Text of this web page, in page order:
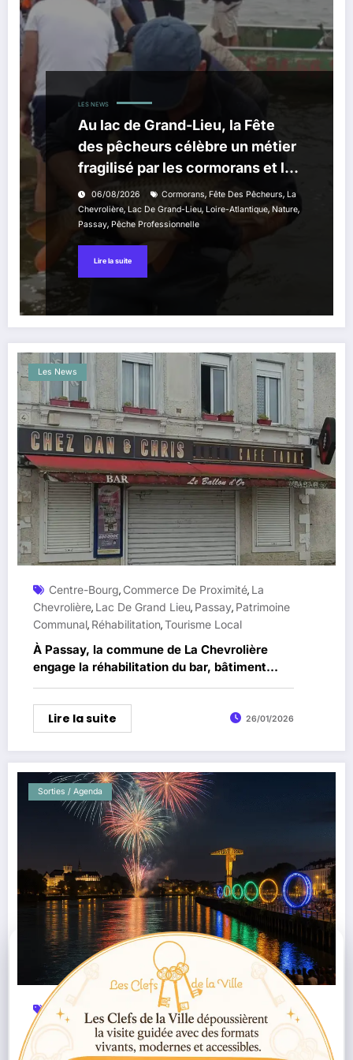
LES NEWS
Au lac de Grand-Lieu, la Fête
des pêcheurs célèbre un métier
fragilisé par les cormorans et la
sécheresse
06/08/2026 Cormorans, Fête Des Pêcheurs, La
Chevrolière, Lac De Grand-Lieu, Loire-Atlantique, Nature,
Passay, Pêche Professionnelle
Lire la suite
Les News
Centre-Bourg, Commerce De Proximité, La
Chevrolière, Lac De Grand Lieu, Passay, Patrimoine
Communal, Réhabilitation,Tourisme Local
À Passay, la commune de La Chevrolière
engage la réhabilitation du bar, bâtiment
emblématique du village
Lire la suite 26/01/2026
Sorties / Agenda
15 Août , Feu D’artifice,Grand-Lieu La Turballe
Le Croisic ,Loire-Atlantique , Nantes,Passay,Piriac-
Sortie